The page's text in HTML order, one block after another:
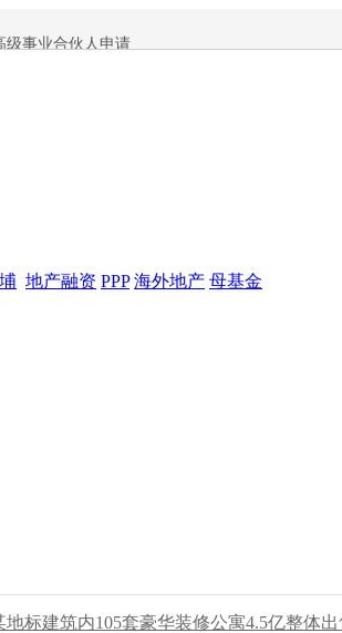
级事业合伙人申请
地产融资 PPP 海外地产 母基金
标建筑内105套豪华装修公寓4.5亿整体出